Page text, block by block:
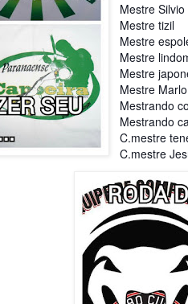
Mestre
Mestre tizil
Mestre
Mestre
Mestre
Mestre
Mestrando
Mestrando
C.mestre
C.mestre